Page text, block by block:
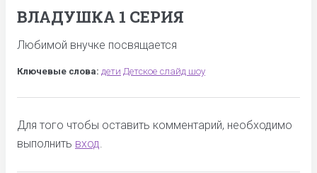
ВЛАДУШКА 1 СЕРИЯ
Любимой внучке посвящается
Ключевые слова: дети Детское слайд шоу
Для того чтобы оставить комментарий, необходимо
выполнить вход.